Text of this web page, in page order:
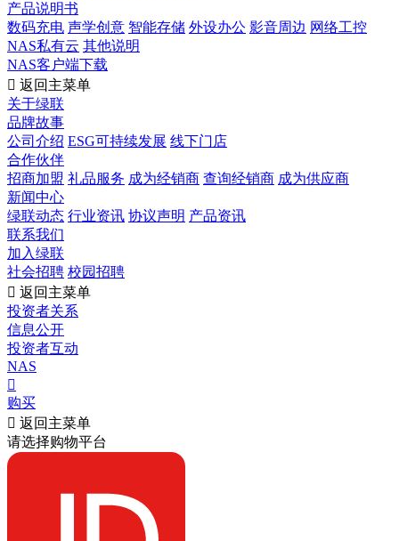
产品说明书
数码充电 声学创意 智能存储 外设办公 影音周边 网络工控
NAS私有云 其他说明
NAS客户端下载
 返回主菜单
关于绿联
品牌故事
公司介绍 ESG可持续发展 线下门店
合作伙伴
招商加盟 礼品服务 成为经销商 查询经销商 成为供应商
新闻中心
绿联动态 行业资讯 协议声明 产品资讯
联系我们
加入绿联
社会招聘 校园招聘
 返回主菜单
投资者关系
信息公开
投资者互动
NAS

购买
 返回主菜单
请选择购物平台